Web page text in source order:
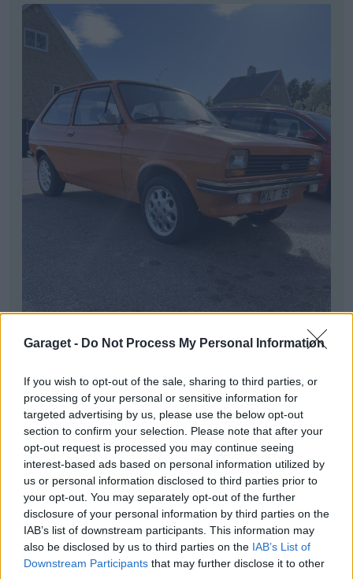
Garaget - Do Not Process My Personal Information
If you wish to opt-out of the sale, sharing to third parties, or
processing of your personal or sensitive information for
targeted advertising by us, please use the below opt-out
section to confirm your selection. Please note that after your
opt-out request is processed you may continue seeing
interest-based ads based on personal information utilized by
us or personal information disclosed to third parties prior to
your opt-out. You may separately opt-out of the further
disclosure of your personal information by third parties on the
IAB’s list of downstream participants. This information may
also be disclosed by us to third parties on the IAB’s List of
Downstream Participants that may further disclose it to other